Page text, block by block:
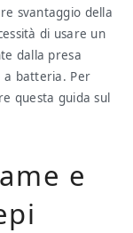
svantaggio della
di usare un
dalla presa
a batteria. Per
questa guida sul
e